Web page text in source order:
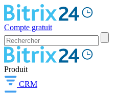
Compte gratuit
Produit
CRM